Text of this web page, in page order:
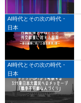
AI時代とその次の時代・
日本
AI時代とその次の時代・
日本